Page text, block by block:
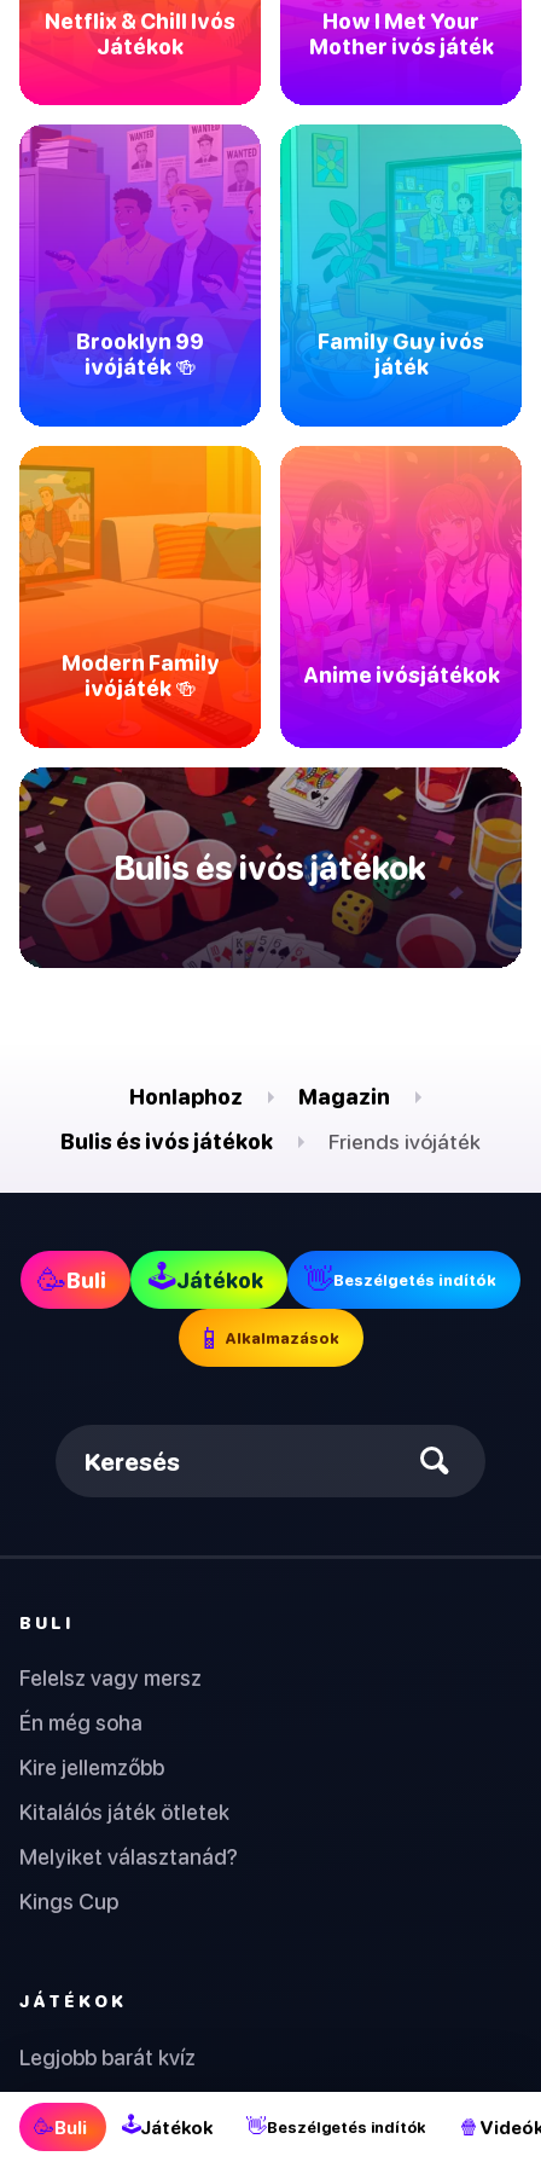
🥳Buli 🕹Játékok 👋Beszélgetés indítók 🍿
Netflix & Chill Ivós
Játékok
How I Met Your
Mother ivós játék
Brooklyn 99
ivójáték 🍻
Family Guy ivós
játék
Modern Family
ivójáték 🍻
Anime ivósjátékok
Bulis és ivós játékok
Honlaphoz
Magazin
Bulis és ivós játékok
Friends ivójáték
🥳Buli 🕹Játékok 👋Beszélgetés indítók
📱 Alkalmazások
Keresés
BULI
Felelsz vagy mersz
Én még soha
Kire jellemzőbb
Kitalálós játék ötletek
Melyiket választanád?
Kings Cup
JÁTÉKOK
Legjobb barát kvíz
Felelsz vagy mersz
Szerencseszám